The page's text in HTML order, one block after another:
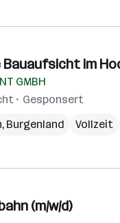
im
GMBH
Gesponsert
, Burgenland Vollzeit
(m/w/d)